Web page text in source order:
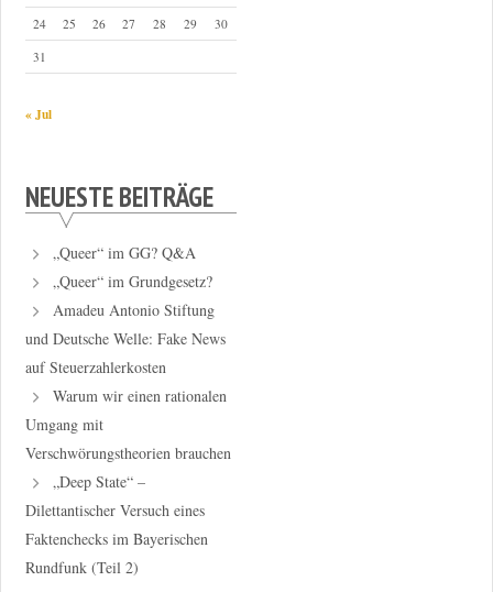
24
25 26 27 28 29
30
31
« Jul
NEUESTE BEITRÄGE
„Queer“ im GG? Q&A
„Queer“ im Grundgesetz?
Amadeu Antonio Stiftung
und Deutsche Welle: Fake News
auf Steuerzahlerkosten
Warum wir einen rationalen
Umgang mit
Verschwörungstheorien brauchen
„Deep State“ –
Dilettantischer Versuch eines
Faktenchecks im Bayerischen
Rundfunk (Teil 2)